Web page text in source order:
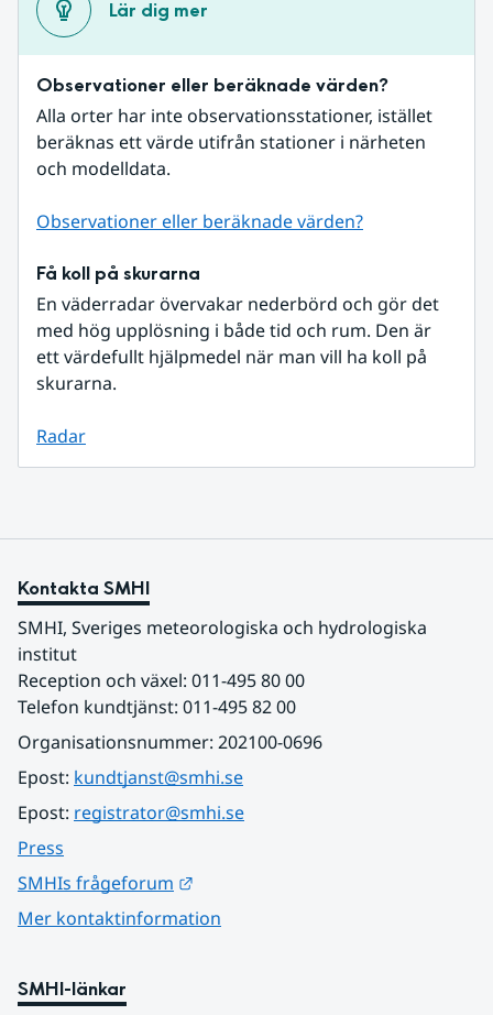
Lär dig mer
Observationer eller beräknade värden?
Alla orter har inte observationsstationer, istället
beräknas ett värde utifrån stationer i närheten
och modelldata.
Observationer eller beräknade värden?
Få koll på skurarna
En väderradar övervakar nederbörd och gör det
med hög upplösning i både tid och rum. Den är
ett värdefullt hjälpmedel när man vill ha koll på
skurarna.
Radar
Kontakta SMHI
SMHI, Sveriges meteorologiska och hydrologiska
institut
Reception och växel: 011-495 80 00
Telefon kundtjänst: 011-495 82 00
Organisationsnummer: 202100-0696
Epost: kundtjanst@smhi.se
Epost: registrator@smhi.se
Press
SMHIs frågeforum
Mer kontaktinformation
SMHI-länkar